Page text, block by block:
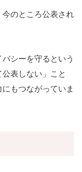
のところ公表され
シーを守るという
表しない」こと
もつながっていま